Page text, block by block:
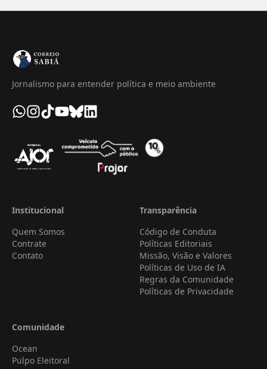
Jornalismo para entender política e meio ambiente
Institucional
Quem Somos
Contrate
Contato
Transparência
Código de Conduta
Políticas Editoriais
Missão, Visão e Valores
Políticas de Uso de IA
Regras da Comunidade
Políticas de Privacidade
Comunidade
Ocean
Pulpo Eleitoral